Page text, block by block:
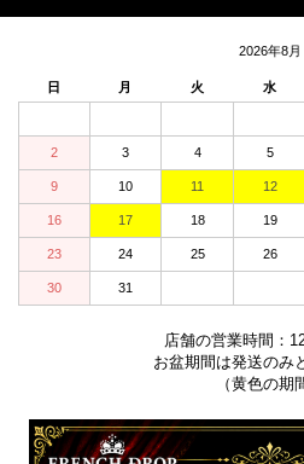
2026年8月
日 月 火 水
2 3 4 5
9 10 11 12
16 17 18 19
23 24 25 26
30 31
店舗の営業時間：
お盆期間は発送のみ
（黄色の期